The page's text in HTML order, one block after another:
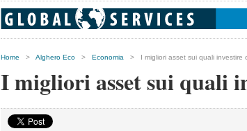
Home > Alghero Eco > Economia > I migliori asset sui quali investire
I migliori asset sui quali